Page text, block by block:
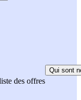
des offres
Qui sont